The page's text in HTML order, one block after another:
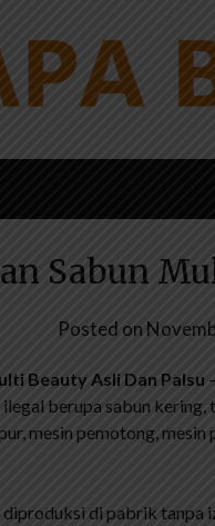
Sabun
Posted on
Beauty Asli Dan Palsu
berupa sabun
mesin pemotong,
di pabrik tanpa